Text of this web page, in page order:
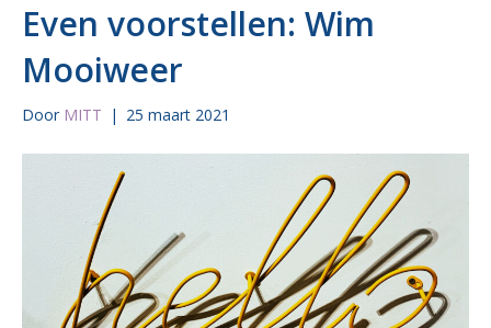
Even voorstellen: Wim
Mooiweer
Door MITT | 25 maart 2021